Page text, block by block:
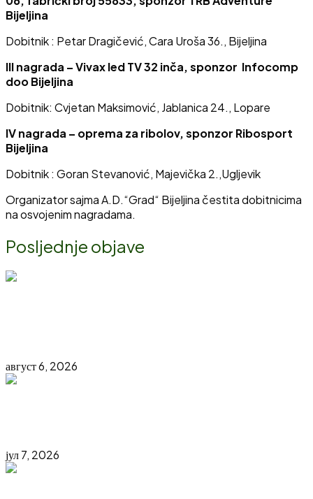
Bijeljina
Dobitnik : Petar Dragičević, Cara Uroša 36., Bijeljina
III nagrada – Vivax led TV 32 inča, sponzor Infocomp
dooBijeljina
Dobitnik: Cvjetan Maksimović, Jablanica 24., Lopare
IV nagrada – oprema za ribolov, sponzor Ribosport
Bijeljina
Dobitnik : Goran Stevanović, Majevička 2.,Ugljevik
Organizator sajma A.D.“Grad“ Bijeljina čestita dobitnicima
na osvojenim nagradama.
Posljednje objave
август 6, 2026
јул 7, 2026